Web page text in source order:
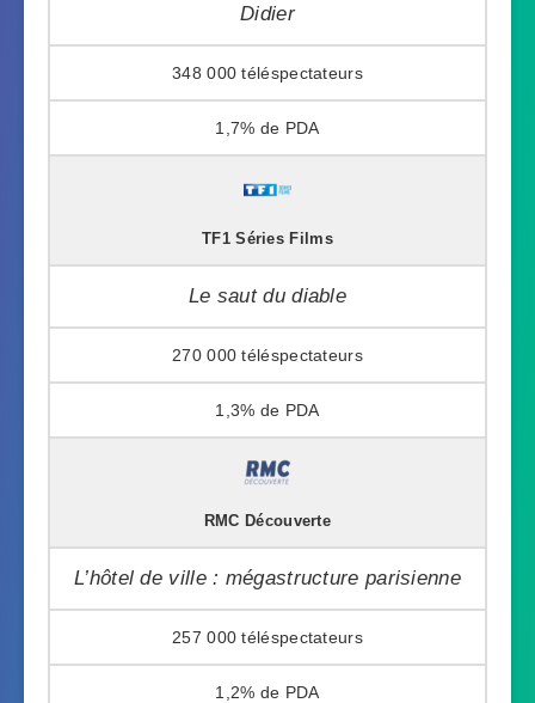
Didier
348 000
1,7%
TF1 Séries Films
Le saut du diable
270 000
1,3%
RMC Découverte
L’hôtel de ville : mégastructure parisienne
257 000
1,2%